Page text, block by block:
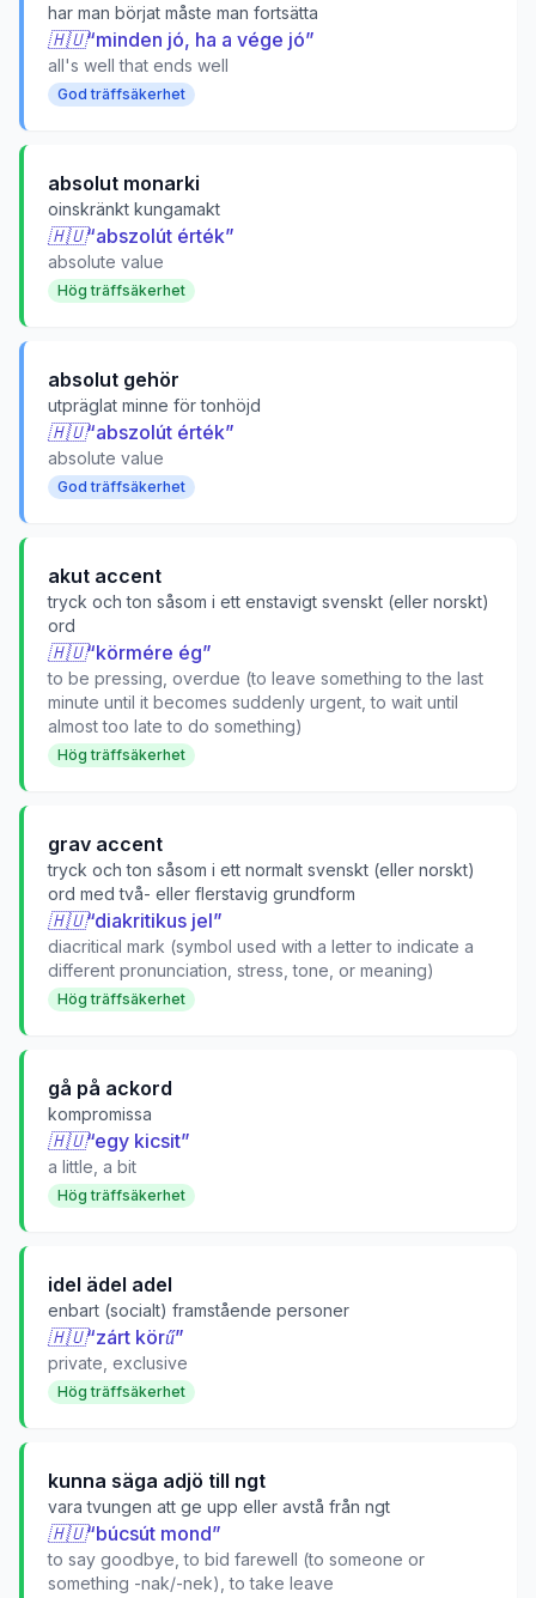
har man börjat måste man fortsätta
🇭🇺“minden jó, ha a vége jó”
all's well that ends well
God träffsäkerhet
absolut monarki
oinskränkt kungamakt
🇭🇺“abszolút érték”
absolute value
Hög träffsäkerhet
absolut gehör
utpräglat minne för tonhöjd
🇭🇺“abszolút érték”
absolute value
God träffsäkerhet
akut accent
tryck och ton såsom i ett enstavigt svenskt (eller norskt)
ord
🇭🇺“körmére ég”
to be pressing, overdue (to leave something to the last
minute until it becomes suddenly urgent, to wait until
almost too late to do something)
Hög träffsäkerhet
grav accent
tryck och ton såsom i ett normalt svenskt (eller norskt)
ord med två- eller flerstavig grundform
🇭🇺“diakritikus jel”
diacritical mark (symbol used with a letter to indicate a
different pronunciation, stress, tone, or meaning)
Hög träffsäkerhet
gå på ackord
kompromissa
🇭🇺“egy kicsit”
a little, a bit
Hög träffsäkerhet
idel ädel adel
enbart (socialt) framstående personer
🇭🇺“zárt körű”
private, exclusive
Hög träffsäkerhet
kunna säga adjö till ngt
vara tvungen att ge upp eller avstå från ngt
🇭🇺“búcsút mond”
to say goodbye, to bid farewell (to someone or
something -nak/-nek), to take leave